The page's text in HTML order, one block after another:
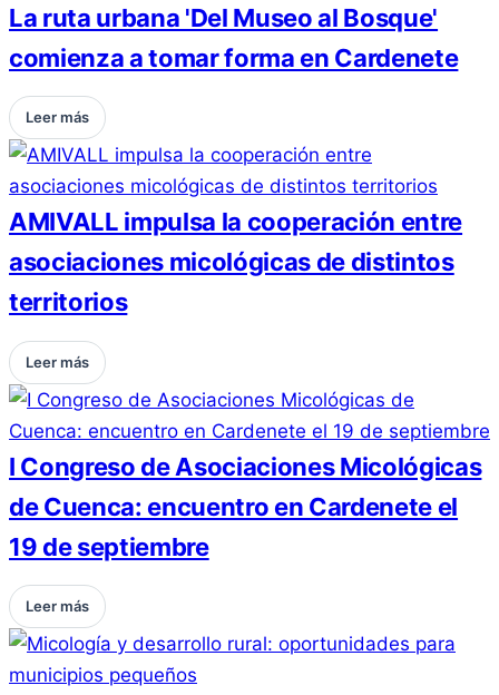
La ruta urbana 'Del Museo al Bosque'
comienza a tomar forma en Cardenete
Leer más
AMIVALL impulsa la cooperación entre
asociaciones micológicas de distintos
territorios
Leer más
I Congreso de Asociaciones Micológicas
de Cuenca: encuentro en Cardenete el
19 de septiembre
Leer más